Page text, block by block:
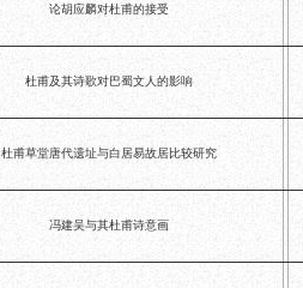
论胡应麟对杜甫的接受
杜甫及其诗歌对巴蜀文人的影响
杜甫草堂唐代遗址与白居易故居比较研究
冯建吴与其杜甫诗意画